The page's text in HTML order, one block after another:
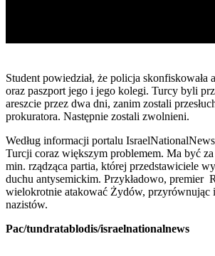
Student powiedział, że policja skonfiskowała
oraz paszport jego i jego kolegi. Turcy byli
areszcie przez dwa dni, zanim zostali
prokuratora. Następnie zostali zwolnieni.
Według informacji portalu
Turcji coraz większym problemem. Ma być
min. rządząca partia, której przedstawiciele
duchu antysemickim. Przykładowo, premier
wielokrotnie atakować Żydów, przyrównując
nazistów.
Pac/tundratablodis/israelnationalnews